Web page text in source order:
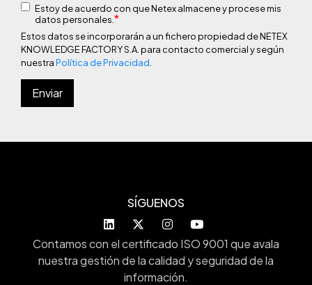
Estoy de acuerdo con que Netex almacene y procese mis
datos personales. *
Estos datos se incorporarán a un fichero propiedad de NETEX
KNOWLEDGE FACTORY S.A. para contacto comercial y según
nuestraPolítica de Privacidad
SÍGUENOS
Contamos con el certificado ISO 9001 que avala
nuestra gestión de la calidad y seguridad de la
información.